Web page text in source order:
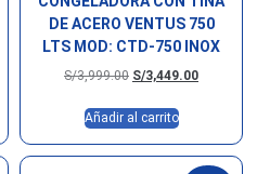
DE ACERO VENTUS 750
LTS MOD: CTD-750 INOX
S/3,999.00 S/3,449.00
Añadir al carrito